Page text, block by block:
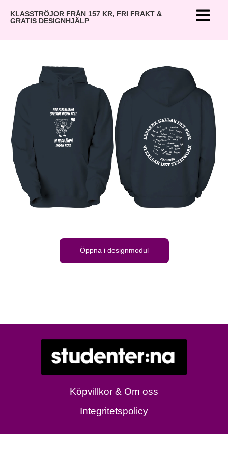
KLASSTRÖJOR FRÅN 157 KR, FRI FRAKT &
GRATIS DESIGNHJÄLP
Öppna i designmodul
Köpvillkor & Om oss
Integritetspolicy